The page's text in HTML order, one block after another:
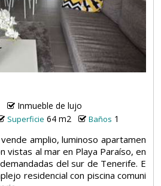
Inmueble de lujo
Superficie 64 m2 Baños 1
amplio, luminoso apartamen
vistas al mar en Playa Paraíso, en
del sur de Tenerife. E
residencial con piscina comuni